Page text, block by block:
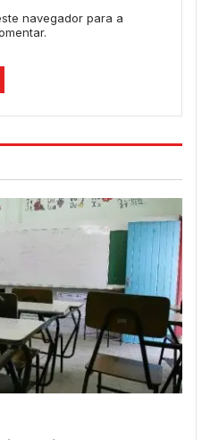
navegador para a